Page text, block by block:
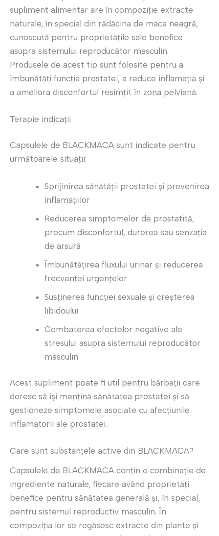
supliment alimentar are în compoziție extracte
naturale, în special din rădăcina de maca neagră,
cunoscută pentru proprietățile sale benefice
asupra sistemului reproducător masculin.
Produsele de acest tip sunt folosite pentru a
îmbunătăți funcția prostatei, a reduce inflamația și
a ameliora disconfortul resimțit în zona pelviană.
Terapie indicații
Capsulele de BLACKMACA sunt indicate pentru
următoarele situații:
Sprijinirea sănătății prostatei și prevenirea
inflamațiilor
Reducerea simptomelor de prostatită,
precum disconfortul, durerea sau senzația
de arsură
Îmbunătățirea fluxului urinar și reducerea
frecvenței urgențelor
Susținerea funcției sexuale și creșterea
libidoului
Combaterea efectelor negative ale
stresului asupra sistemului reproducător
masculin
Acest supliment poate fi util pentru bărbații care
doresc să își mențină sănătatea prostatei și să
gestioneze simptomele asociate cu afecțiunile
inflamatorii ale prostatei.
Care sunt substanțele active din BLACKMACA?
Capsulele de BLACKMACA conțin o combinație de
ingrediente naturale, fiecare având proprietăți
benefice pentru sănătatea generală și, în special,
pentru sistemul reproductiv masculin. În
compoziția lor se regăsesc extracte din plante și